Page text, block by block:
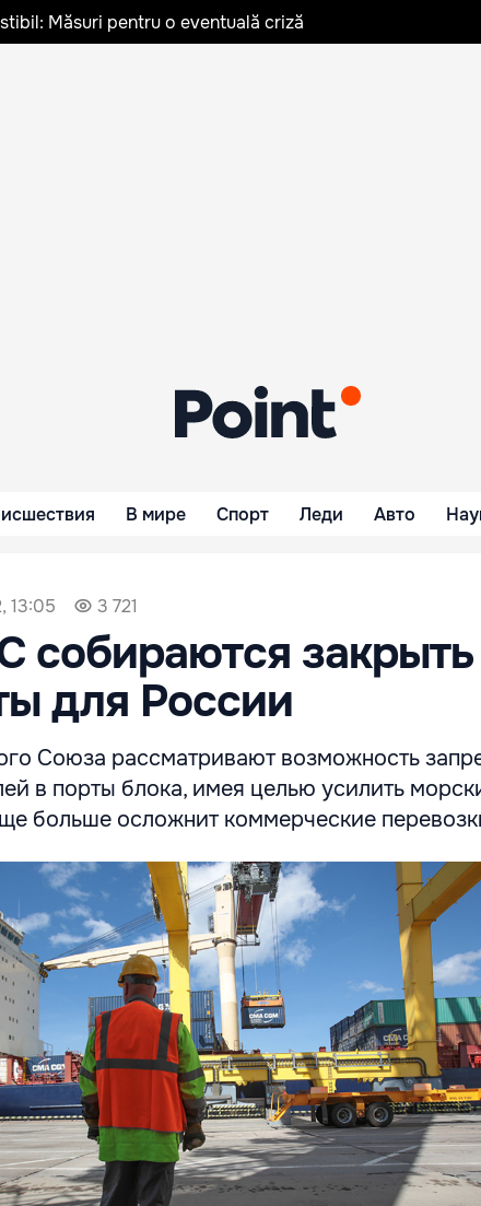
Măsuri pentru o eventuală criză
В мире Спорт Леди Авто
13:05 3 721
собираются закрыть
для России
Союза рассматривают возможность
в порты блока, имея целью усилить
больше осложнит коммерческие